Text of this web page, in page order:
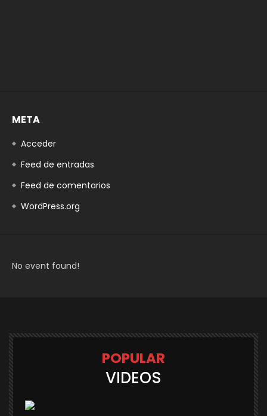
META
Acceder
Feed de entradas
Feed de comentarios
WordPress.org
No event found!
POPULAR
VIDEOS